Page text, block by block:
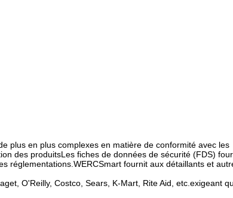
plus en plus complexes en matière de conformité avec les
des produitsLes fiches de données de sécurité (FDS)
réglementations.WERCSmart fournit aux détaillants et
O'Reilly, Costco, Sears, K-Mart, Rite Aid, etc.exigeant